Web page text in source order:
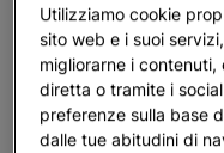
Utilizziamo cookie
sito web e i suoi
migliorarne i
diretta o tramite i
preferenze sulla base
dalle tue abitudini di